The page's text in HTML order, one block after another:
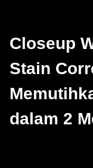
Closeup
Stain
dalam 2